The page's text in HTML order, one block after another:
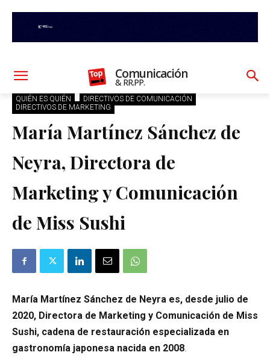
Comunicación
& RR.PP.
QUIÉN ES QUIÉN
DIRECTIVOS DE COMUNICACIÓN
DIRECTIVOS DE MARKETING
María Martínez Sánchez de
Neyra, Directora de
Marketing y Comunicación
de Miss Sushi
María Martínez Sánchez de Neyra es, desde julio de
2020, Directora de Marketing y Comunicación de Miss
Sushi, cadena de restauración especializada en
gastronomía japonesa nacida en 2008.